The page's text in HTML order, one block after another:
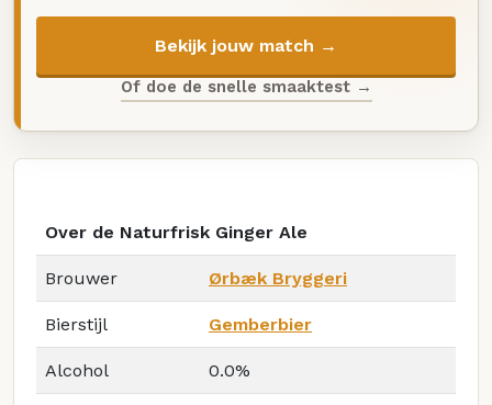
Bekijk jouw match →
Of doe de snelle smaaktest →
Over de Naturfrisk Ginger Ale
Brouwer Ørbæk Bryggeri
Bierstijl Gemberbier
Alcohol 0.0%